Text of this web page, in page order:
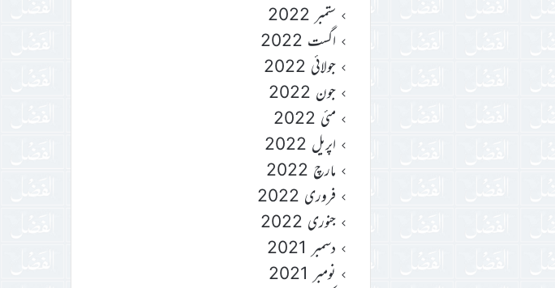
ستمبر 2022
اگست 2022
جولائی 2022
جون 2022
مئی 2022
اپریل 2022
مارچ 2022
فروری 2022
جنوری 2022
دسمبر 2021
نومبر 2021